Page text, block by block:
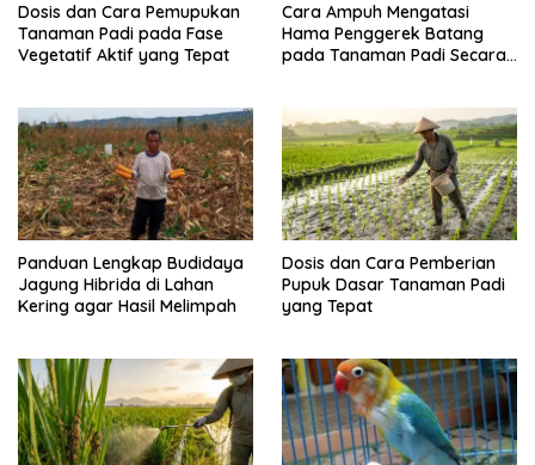
Dosis dan Cara Pemupukan
Tanaman Padi pada Fase
Vegetatif Aktif yang Tepat
Cara Ampuh Mengatasi
Hama Penggerek Batang
pada Tanaman Padi Secara
Panduan Lengkap Budidaya
Jagung Hibrida di Lahan
Kering agar Hasil Melimpah
Dosis dan Cara Pemberian
Pupuk Dasar Tanaman Padi
yang Tepat